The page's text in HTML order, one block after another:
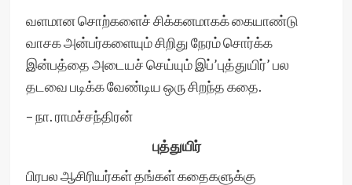
வளமான சொற்களைச் சிக்கனமாகக் கையாண்டு
வாசக அன்பர்களையும் சிறிது நேரம் சொர்க்க
இன்பத்தை அடையச் செய்யும் இப்’புத்துயிர்’ பல
தடவை படிக்க வேண்டிய ஒரு சிறந்த கதை.
– நா. ராமச்சந்திரன்
புத்துயிர்
பிரபல ஆசிரியர்கள் தங்கள் கதைகளுக்கு